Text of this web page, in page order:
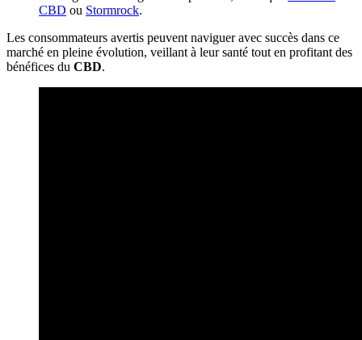
CBD ou Stormrock.
Les consommateurs avertis peuvent naviguer avec succès dans ce
marché en pleine évolution, veillant à leur santé tout en profitant des
bénéfices du CBD.